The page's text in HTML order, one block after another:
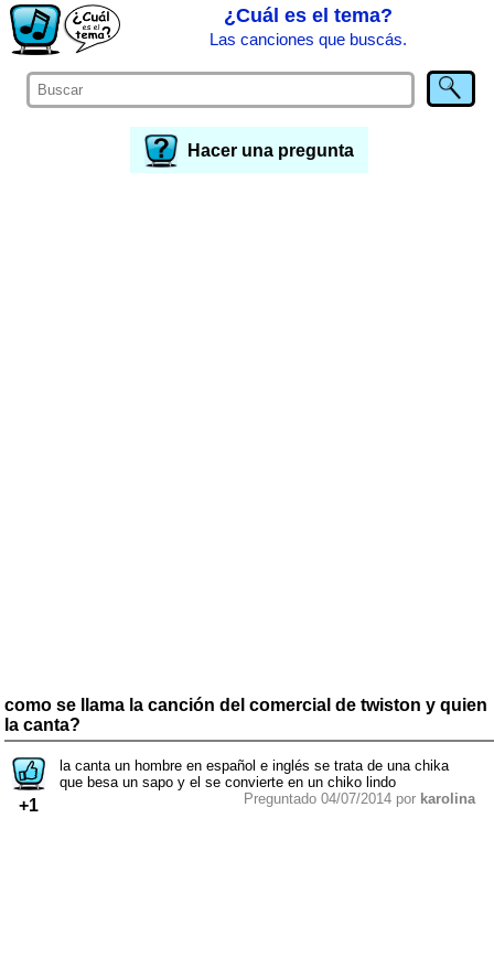
¿Cuál es el tema?
Las canciones que buscás.
Hacer una pregunta
como se llama la canción del comercial de twiston y quien
la canta?
+1
la canta un hombre en español e inglés se trata de una chika
que besa un sapo y el se convierte en un chiko lindo
Preguntado 04/07/2014 por karolina